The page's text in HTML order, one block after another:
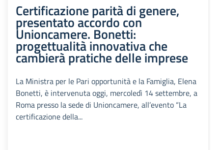
Certificazione parità di genere,
presentato accordo con
Unioncamere. Bonetti:
progettualità innovativa che
cambierà pratiche delle imprese
La Ministra per le Pari opportunità e la Famiglia, Elena
Bonetti, è intervenuta oggi, mercoledì 14 settembre, a
Roma presso la sede di Unioncamere, all’evento “La
certificazione della...